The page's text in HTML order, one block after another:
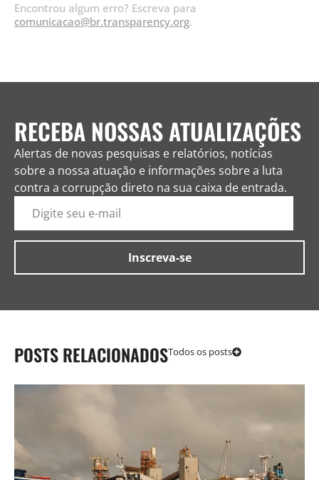
Encontrou algum erro? Escreva para
comunicacao@br.transparency.org.
RECEBA NOSSAS ATUALIZAÇÕES
Alertas de novas pesquisas e relatórios, notícias
sobre a nossa atuação e informações sobre a luta
contra a corrupção direto na sua caixa de entrada.
POSTS RELACIONADOSTodos os posts